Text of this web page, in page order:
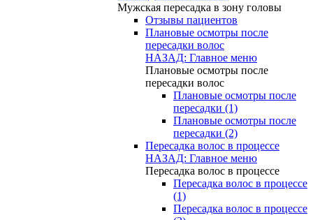
Мужская пересадка в зону головы
Отзывы пациентов
Плановые осмотры после
пересадки волос
НАЗАД: Главное меню
Плановые осмотры после
пересадки волос
Плановые осмотры после
пересадки (1)
Плановые осмотры после
пересадки (2)
Пересадка волос в процессе
НАЗАД: Главное меню
Пересадка волос в процессе
Пересадка волос в процессе
(1)
Пересадка волос в процессе